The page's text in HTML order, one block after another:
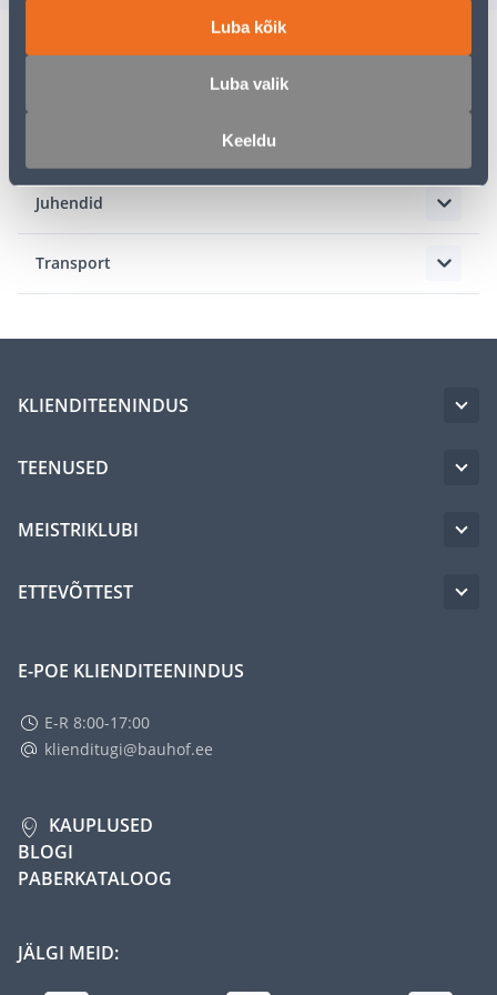
Luba kõik
Luba valik
Keeldu
Juhendid
Transport
KLIENDITEENINDUS
TEENUSED
MEISTRIKLUBI
ETTEVÕTTEST
E-POE KLIENDITEENINDUS
E-R 8:00-17:00
klienditugi@bauhof.ee
KAUPLUSED
BLOGI
PABERKATALOOG
JÄLGI MEID: